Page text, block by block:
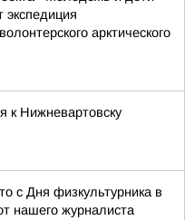
экспедиция
арктического
к Нижневартовску
с Дня физкультурника в
нашего журналиста